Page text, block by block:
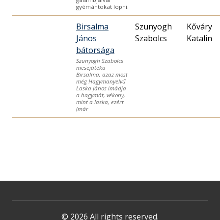
gyémántokat lopni.
Birsalma
János
bátorsága
Szunyogh Szabolcs
mesejátéka
Birsalma, azaz most
még Hagymanyelvű
Laska János imádja
a hagymát, vékony,
mint a laska, ezért
(már
Szunyogh
Szabolcs
Kőváry
Katalin
© 2026 All rights reserved.